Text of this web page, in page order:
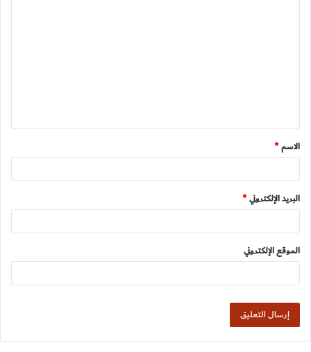
ق
*
الاسم*
البريد الإلكتروني*
الموقع الإلكتروني